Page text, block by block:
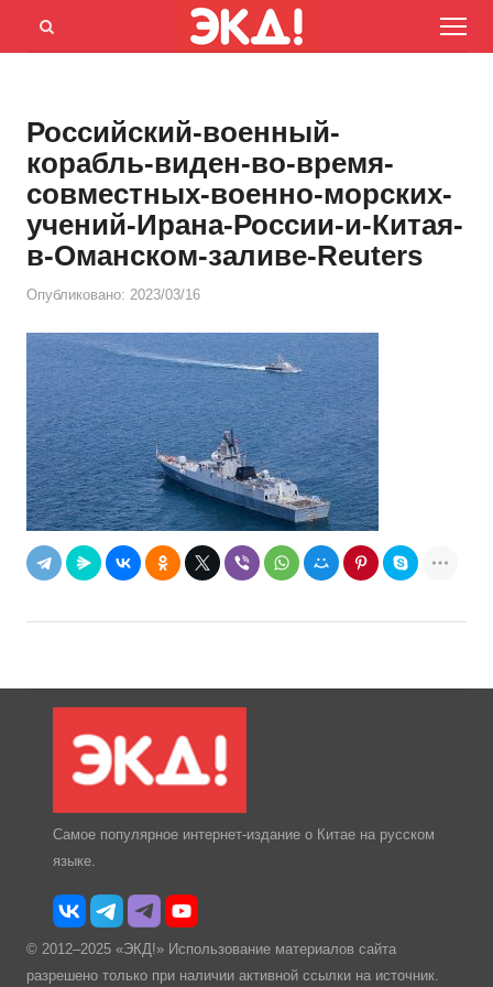
Menu
Открыть
Российский-военный-
корабль-виден-во-время-
совместных-военно-морских-
учений-Ирана-России-и-Китая-
в-Оманском-заливе-Reuters
Опубликовано: 2023/03/16
Самое популярное интернет-издание о Китае на русском
языке.
© 2012–2025 «ЭКД!» Использование материалов сайта
разрешено только при наличии активной ссылки на источник.